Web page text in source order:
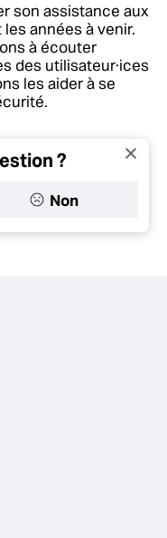
son assistance aux
années à venir.
à écouter
des utilisateur·ices
les aider à se
?
Non